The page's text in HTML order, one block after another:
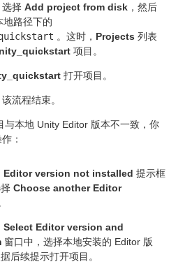
选择 Add project from disk ，然后
地路径下的
。这时， Projects 列表
项目。
打开项目。
流程结束。
与本地 Unity Editor 版本不一致，你
：
Editor version not installed 提示框
Choose another Editor
Select Editor version and
窗口中，选择本地安装的 Editor 版
后续提示打开项目。